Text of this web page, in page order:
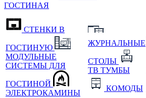
ГОСТИНАЯ
СТЕНКИ В
ГОСТИНУЮ
МОДУЛЬНЫЕ
СИСТЕМЫ ДЛЯ
ГОСТИНОЙ
ЭЛЕКТРОКАМИНЫ
ЖУРНАЛЬНЫЕ
СТОЛЫ
ТВ ТУМБЫ
КОМОДЫ